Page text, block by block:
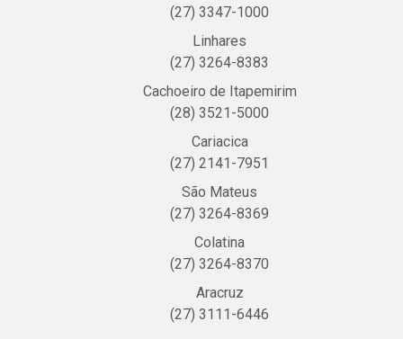
(27) 3347-1000
Linhares
(27) 3264-8383
Cachoeiro de Itapemirim
(28) 3521-5000
Cariacica
(27) 2141-7951
São Mateus
(27) 3264-8369
Colatina
(27) 3264-8370
Aracruz
(27) 3111-6446